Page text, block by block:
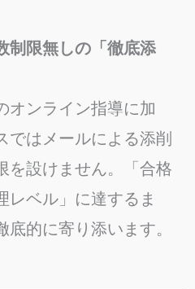
制限無しの「徹底添
オンライン指導に加
ではメールによる添削
を設けません。「合格
レベル」に達するま
的に寄り添います。